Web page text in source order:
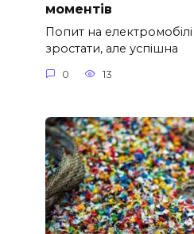
моментів
Попит на
зростати, але успішна
0 13